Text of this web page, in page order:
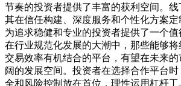
节奏的投资者提供了丰富的获利空间。
其在信任构建、深度服务和个性化方案定
为追求稳健和专业的投资者提供了一个值
在行业规范化发展的大潮中，那些能够
交易效率有机结合的平台，有望在未来
阔的发展空间。投资者在选择合作平台
全和风险控制放在首位，理性运用杠杆